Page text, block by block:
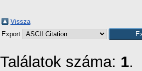
Vissza
Export
Találatok száma: 1.